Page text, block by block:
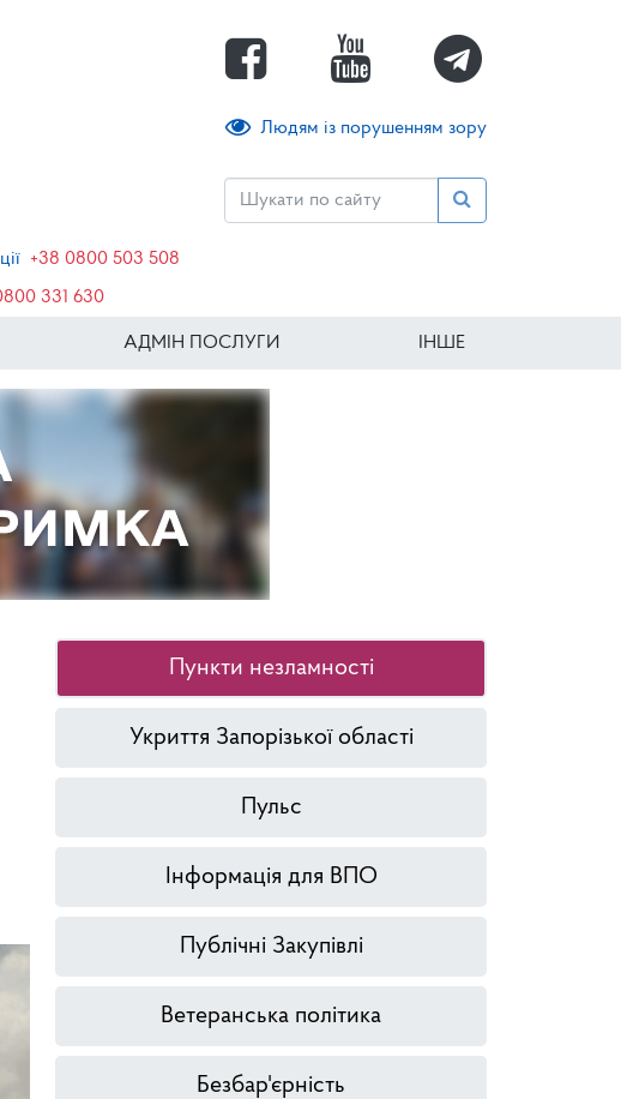
Людям із порушенням зору
+38 0800 503 508
331 630
АДМІН ПОСЛУГИ ІНШЕ
Пункти незламності
Укриття Запорізької області
Пульс
Інформація для ВПО
Публічні Закупівлі
Ветеранська політика
Безбар'єрність